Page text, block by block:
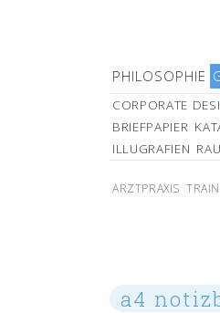
PHILOSOPHIE
CORPORATE
BRIEFPAPIER
ILLUGRAFIEN
ARZTPRAXIS
a4